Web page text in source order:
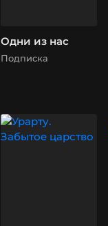
Одни из нас
Подписка